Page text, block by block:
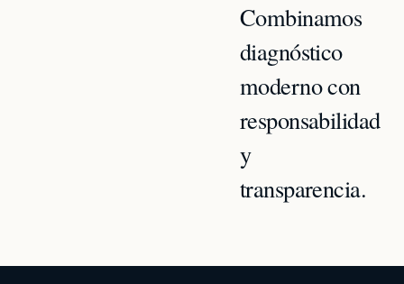
Combinamos
diagnóstico
moderno con
responsabilidad
y
transparencia.